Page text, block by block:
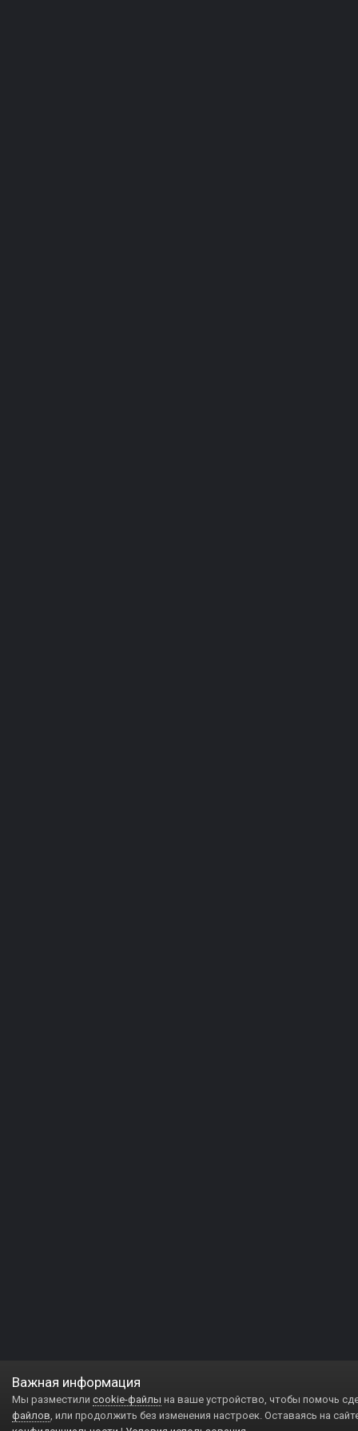
Важная информация
Мы разместили cookie-файлы на ваше устройство, чтобы помочь
файлов, или продолжить без изменения настроек. Оставаясь на